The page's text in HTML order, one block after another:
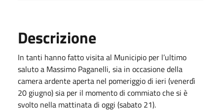
Descrizione
In tanti hanno fatto visita al Municipio per l’ultimo
saluto a Massimo Paganelli, sia in occasione della
camera ardente aperta nel pomeriggio di ieri (venerdì
20 giugno) sia per il momento di commiato che si è
svolto nella mattinata di oggi (sabato 21).